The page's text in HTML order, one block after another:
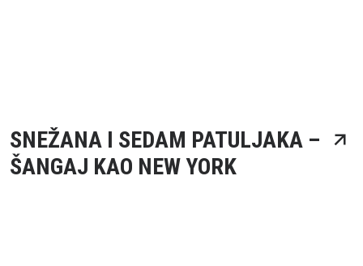
SNEŽANA I SEDAM PATULJAKA –
ŠANGAJ KAO NEW YORK